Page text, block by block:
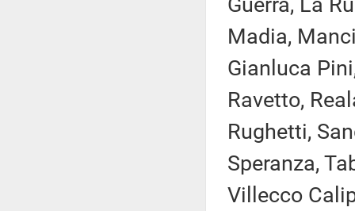
Madia,
Gianluca
Ravetto,
Rughetti,
Speranza,
Villecco